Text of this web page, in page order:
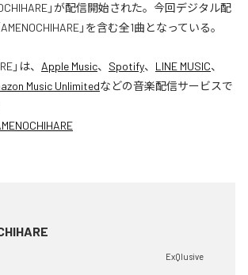
」が配信開始された。今回デジタル配
」を含む全1曲となっている。
」は、 Apple Music、 Spotify、 LINE MUSIC、
Music Unlimitedなどの音楽配信サービスで
ExQlusive